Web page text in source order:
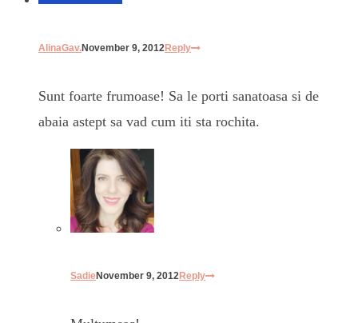
AlinaGav.November 9, 2012Reply
Sunt foarte frumoase! Sa le porti sanatoasa si de
abaia astept sa vad cum iti sta rochita.
SadieNovember 9, 2012Reply